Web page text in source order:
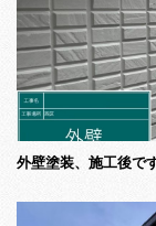
外壁塗装、施工後です